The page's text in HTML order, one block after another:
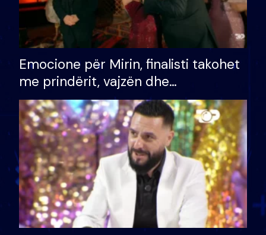
Emocione për Mirin, finalisti takohet
me prindërit, vajzën dhe
bashkëshorten: S’kemi ndonjë letër
divorci apo jo?